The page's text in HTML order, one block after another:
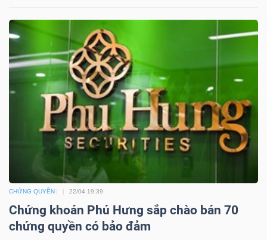
CHỨNG QUYỀN 22/04 19:39
Chứng khoán Phú Hưng sắp chào bán 70
chứng quyền có bảo đảm
TIÊU
DÙNG
THIẾT
YẾU
SÓC
SỨC